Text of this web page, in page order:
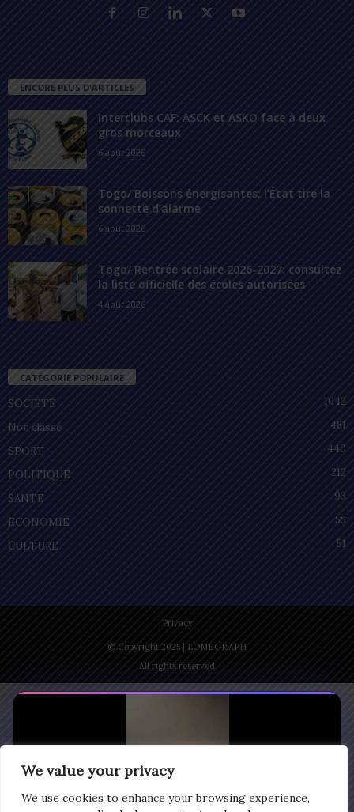
We value your privacy
We use cookies to enhance your browsing experience,
ENCORE PLUS D'ARTICLES
Interclubs CAF: ASCK et ASKO face à deux
gros morceaux
6 août 2026
Togo/ Boissons énergisantes: l’État tire la
sonnette d’alarme
6 août 2026
Togo/ Rentrée scolaire 2026-2027: consultez
la liste officielle des écoles autorisées
4 août 2026
CATÉGORIE POPULAIRE
SOCIÉTÉ
1042
Non classé
481
SPORT
440
POLITIQUE
212
SANTÉ
93
ECONOMIE
55
CULTURE
51
Privacy
© Copyright 2025 | LOMEGRAPH
All rights reserved